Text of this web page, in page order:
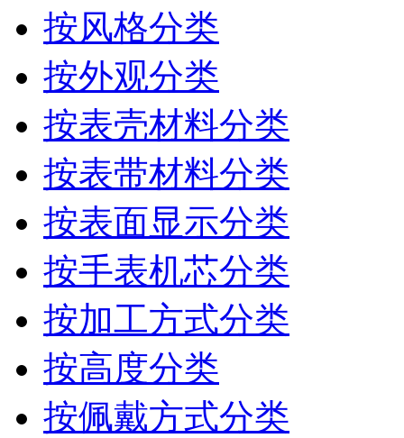
按风格分类
按外观分类
按表壳材料分类
按表带材料分类
按表面显示分类
按手表机芯分类
按加工方式分类
按高度分类
按佩戴方式分类